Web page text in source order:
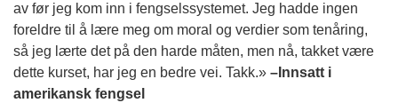
av før jeg kom inn i fengselssystemet. Jeg hadde ingen
foreldre til å lære meg om moral og verdier som tenåring,
så jeg lærte det på den harde måten, men nå, takket være
dette kurset, har jeg en bedre vei. Takk.» – Innsatt i
amerikansk fengsel